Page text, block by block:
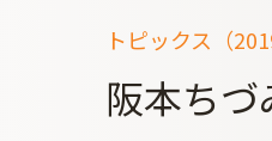
トピックス（
阪本ち